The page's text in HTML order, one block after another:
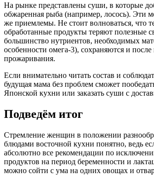
На рынке представлены суши, в которые
обжаренная рыба (например, лосось). Эти
же приемлемы. Не стоит волноваться, что
обработанные продукты теряют полезные
большинство нутриентов, необходимых
особенности омега-3), сохраняются и
прожаривания.
Если внимательно читать состав и
будущая мама без проблем сможет
Японской кухни или заказать суши с
Подведём итог
Стремление женщин в положении
блюдами восточной кухни понятно, ведь
абсолютно все рекомендации по
продуктов на период беременности и
можно сойти с ума на одних овощах и